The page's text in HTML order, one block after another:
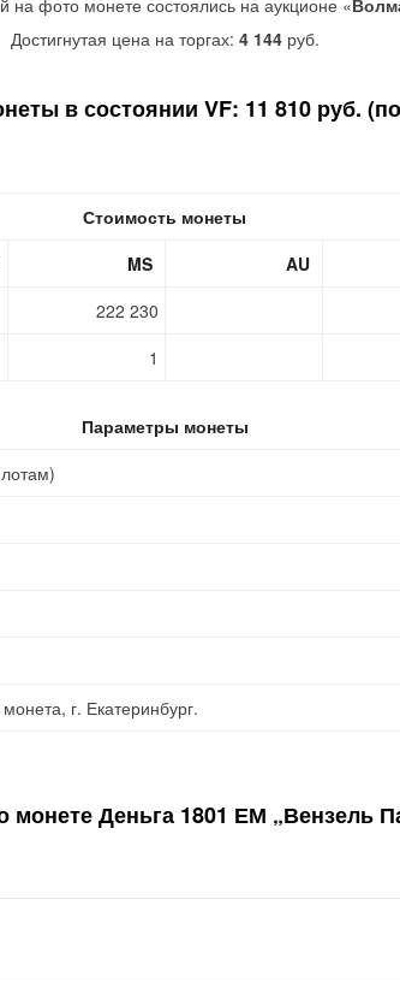
на фото монете состоялись на аукционе «
Достигнутая цена на торгах: 4 144руб.
в состоянии VF: 11 810 руб.
Стоимость монеты
MS AU
222 230
1
Параметры монеты
г. Екатеринбург.
монетеДеньга 1801 ЕМ „Вензель